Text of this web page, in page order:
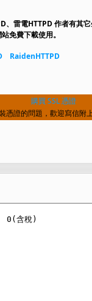
、雷電HTTPD 作者有其
免費下載使用。
RaidenHTTPD
購買 SSL 憑證
憑證的問題，歡迎寫信附